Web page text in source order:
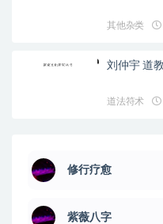
其他杂类
刘仲宇 道
道法符术
修行疗愈
紫薇八字